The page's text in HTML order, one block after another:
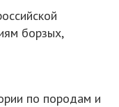
борзых,
по породам и